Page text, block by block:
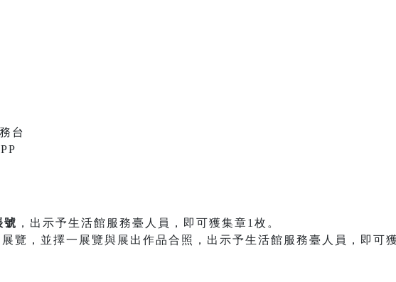
台
號 ，出示予生活館服務臺人員，即可獲集章1枚。
覽，並擇一展覽與展出作品合照，出示予生活館服務臺人員，即可